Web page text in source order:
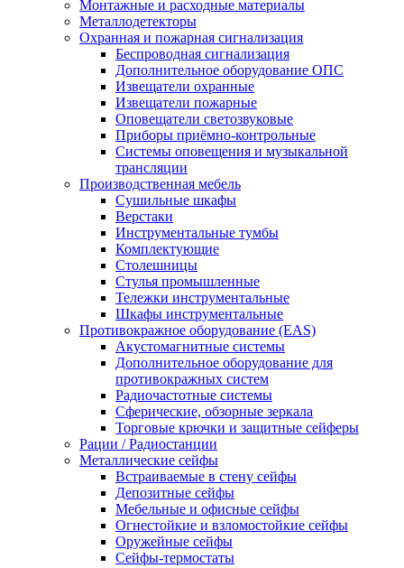
Монтажные и расходные материалы
Металлодетекторы
Охранная и пожарная сигнализация
Беспроводная сигнализация
Дополнительное оборудование ОПС
Извещатели охранные
Извещатели пожарные
Оповещатели светозвуковые
Приборы приёмно-контрольные
Системы оповещения и музыкальной
трансляции
Производственная мебель
Cушильные шкафы
Верстаки
Инструментальные тумбы
Комплектующие
Столешницы
Стулья промышленные
Тележки инструментальные
Шкафы инструментальные
Противокражное оборудование (EAS)
Акустомагнитные системы
Дополнительное оборудование для
противокражных систем
Радиочастотные системы
Сферические, обзорные зеркала
Торговые крючки и защитные сейферы
Рации / Радиостанции
Металлические сейфы
Встраиваемые в стену сейфы
Депозитные сейфы
Мебельные и офисные сейфы
Огнестойкие и взломостойкие сейфы
Оружейные сейфы
Сейфы-термостаты